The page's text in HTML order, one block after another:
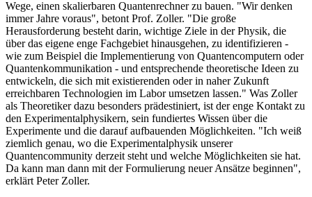
Wege, einen skalierbaren Quantenrechner zu bauen. "Wir denken
immer Jahre voraus", betont Prof. Zoller. "Die große
Herausforderung besteht darin, wichtige Ziele in der Physik, die
über das eigene enge Fachgebiet hinausgehen, zu identifizieren -
wie zum Beispiel die Implementierung von Quantencomputern oder
Quantenkommunikation - und entsprechende theoretische Ideen zu
entwickeln, die sich mit existierenden oder in naher Zukunft
erreichbaren Technologien im Labor umsetzen lassen." Was Zoller
als Theoretiker dazu besonders prädestiniert, ist der enge Kontakt zu
den Experimentalphysikern, sein fundiertes Wissen über die
Experimente und die darauf aufbauenden Möglichkeiten. "Ich weiß
ziemlich genau, wo die Experimentalphysik unserer
Quantencommunity derzeit steht und welche Möglichkeiten sie hat.
Da kann man dann mit der Formulierung neuer Ansätze beginnen",
erklärt Peter Zoller.